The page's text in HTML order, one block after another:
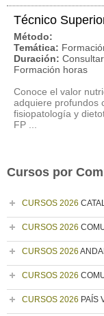
Técnico
Método:
Temática:
Duración:
Formación horas
Conoce el valor
adquiere profundos
fisiopatología y
FP ...
Cursos por
CURSOS 2026
CURSOS 2026
CURSOS 2026
CURSOS 2026
CURSOS 2026 PAÍS